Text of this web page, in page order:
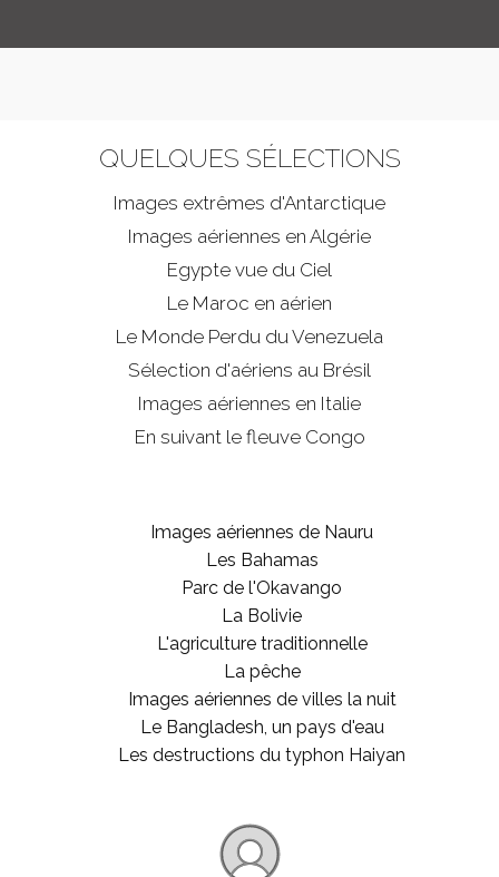
QUELQUES SÉLECTIONS
Images extrêmes d'Antarctique
Images aériennes en Algérie
Egypte vue du Ciel
Le Maroc en aérien
Le Monde Perdu du Venezuela
Sélection d'aériens au Brésil
Images aériennes en Italie
En suivant le fleuve Congo
Images aériennes de Nauru
Les Bahamas
Parc de l'Okavango
La Bolivie
L'agriculture traditionnelle
La pêche
Images aériennes de villes la nuit
Le Bangladesh, un pays d'eau
Les destructions du typhon Haiyan